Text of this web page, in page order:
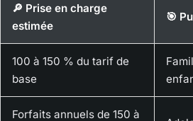
🔎 Prise en charge
estimée
🎯
100 à 150 % du tarif de
base
Forfaits annuels de 150 à